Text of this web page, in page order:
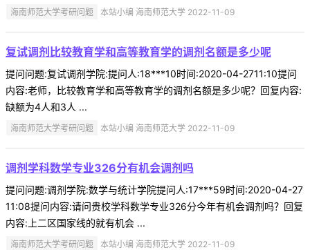
海南师范大学考研问题 本站小编 海南师范大学 2022-11-09
复试调剂比较教育学和高等教育学的调剂名额是多少呢
提问问题:复试调剂学院:提问人:18***10时间:2020-04-2711:10提问
内容:老师，比较教育学和高等教育学的调剂名额是多少呢？回复内容:
缺额为4人和3人 ...
海南师范大学考研问题 本站小编 海南师范大学 2022-11-09
调剂学科数学专业326分有机会调剂吗
提问问题:调剂学院:数学与统计学院提问人:17***59时间:2020-04-27
11:08提问内容:请问贵校学科数学专业326分今年有机会调剂吗？回复
内容:上二区国家线的就有机会 ...
海南师范大学考研问题 本站小编 海南师范大学 2022-11-09